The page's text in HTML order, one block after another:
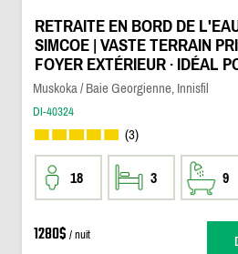
RETRAITE EN BORD DE
SIMCOE | VASTE TERRAIN
FOYER EXTÉRIEUR · IDÉAL
Muskoka / Baie Georgienne, Innisfil
DI-40324
(3)
18 3 9
1280$ / nuit